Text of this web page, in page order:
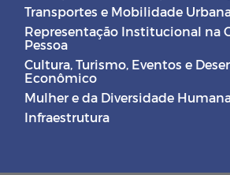
Transportes e Mobilidade
Representação Institucional na
Pessoa
Cultura, Turismo, Eventos e
Econômico
Mulher e da Diversidade
Infraestrutura